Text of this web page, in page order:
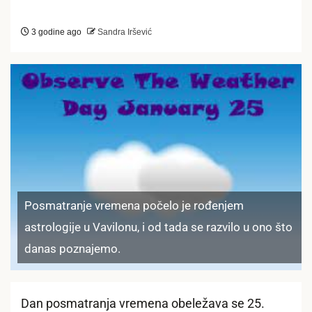
3 godine ago Sandra Iršević
Posmatranje vremena počelo je rođenjem
astrologije u Vavilonu, i od tada se razvilo u ono što
danas poznajemo.
Dan posmatranja vremena obeležava se 25.